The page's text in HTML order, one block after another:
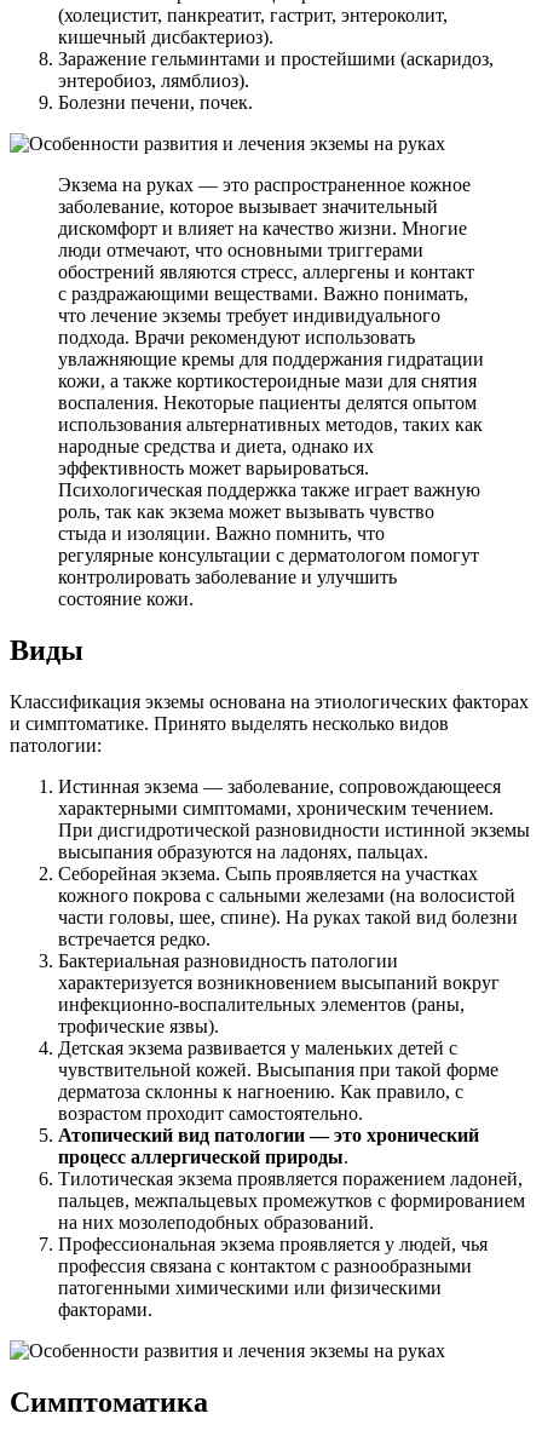
(холецистит, панкреатит, гастрит, энтероколит,
кишечный дисбактериоз).
Заражение гельминтами и простейшими (аскаридоз,
энтеробиоз, лямблиоз).
Болезни печени, почек.
Экзема на руках — это распространенное кожное
заболевание, которое вызывает значительный
дискомфорт и влияет на качество жизни. Многие
люди отмечают, что основными триггерами
обострений являются стресс, аллергены и контакт
с раздражающими веществами. Важно понимать,
что лечение экземы требует индивидуального
подхода. Врачи рекомендуют использовать
увлажняющие кремы для поддержания гидратации
кожи, а также кортикостероидные мази для снятия
воспаления. Некоторые пациенты делятся опытом
использования альтернативных методов, таких как
народные средства и диета, однако их
эффективность может варьироваться.
Психологическая поддержка также играет важную
роль, так как экзема может вызывать чувство
стыда и изоляции. Важно помнить, что
регулярные консультации с дерматологом помогут
контролировать заболевание и улучшить
состояние кожи.
Виды
Классификация экземы основана на этиологических факторах
и симптоматике. Принято выделять несколько видов
патологии:
Истинная экзема — заболевание, сопровождающееся
характерными симптомами, хроническим течением.
При дисгидротической разновидности истинной экземы
высыпания образуются на ладонях, пальцах.
Себорейная экзема. Сыпь проявляется на участках
кожного покрова с сальными железами (на волосистой
части головы, шее, спине). На руках такой вид болезни
встречается редко.
Бактериальная разновидность патологии
характеризуется возникновением высыпаний вокруг
инфекционно-воспалительных элементов (раны,
трофические язвы).
Детская экзема развивается у маленьких детей с
чувствительной кожей. Высыпания при такой форме
дерматоза склонны к нагноению. Как правило, с
возрастом проходит самостоятельно.
Атопический вид патологии — это хронический
процесс аллергической природы.
Тилотическая экзема проявляется поражением ладоней,
пальцев, межпальцевых промежутков с формированием
на них мозолеподобных образований.
Профессиональная экзема проявляется у людей, чья
профессия связана с контактом с разнообразными
патогенными химическими или физическими
факторами.
Симптоматика